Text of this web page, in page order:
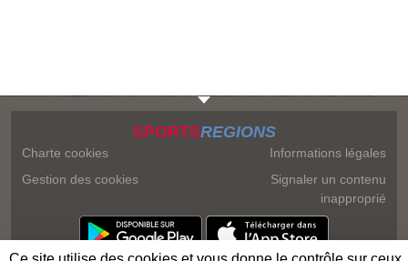
SPORTSREGIONS
Charte cookies
Gestion des cookies
Informations légales
Signaler un contenu
inapproprié